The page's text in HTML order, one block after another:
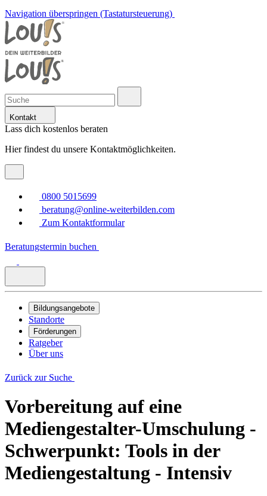
Navigation überspringen (Tastatursteuerung)
Kontakt
Lass dich kostenlos beraten
Hier findest du unsere Kontaktmöglichkeiten.
0800 5015699
beratung@online-weiterbilden.com
Zum Kontaktformular
Beratungstermin buchen
Bildungsangebote
Standorte
Förderungen
Ratgeber
Über uns
Zurück zur Suche
Vorbereitung auf eine
Mediengestalter-Umschulung -
Schwerpunkt: Tools in der
Mediengestaltung - Intensiv